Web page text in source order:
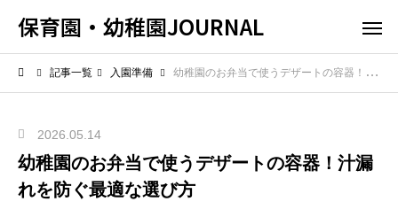
保育園・幼稚園JOURNAL
記事一覧 入園準備 幼稚園のお弁当で使うデザートの容器！汁漏れを防ぐ最適な選び方
2026.05.14
幼稚園のお弁当で使うデザートの容器！汁漏
れを防ぐ最適な選び方